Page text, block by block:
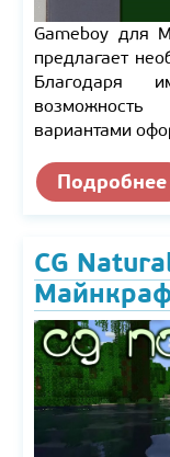
Gameboy для
предлагает
Благодаря
вариантами
Подробнее
CG